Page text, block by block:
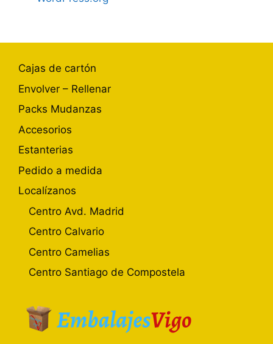
Cajas de cartón
Envolver – Rellenar
Packs Mudanzas
Accesorios
Estanterias
Pedido a medida
Localízanos
Centro Avd. Madrid
Centro Calvario
Centro Camelias
Centro Santiago de Compostela